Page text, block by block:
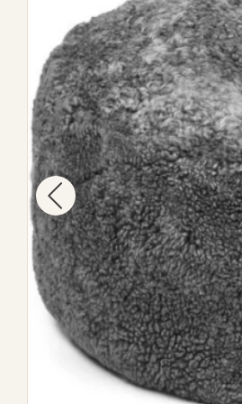
Öffnen Sie das Medium 1 im